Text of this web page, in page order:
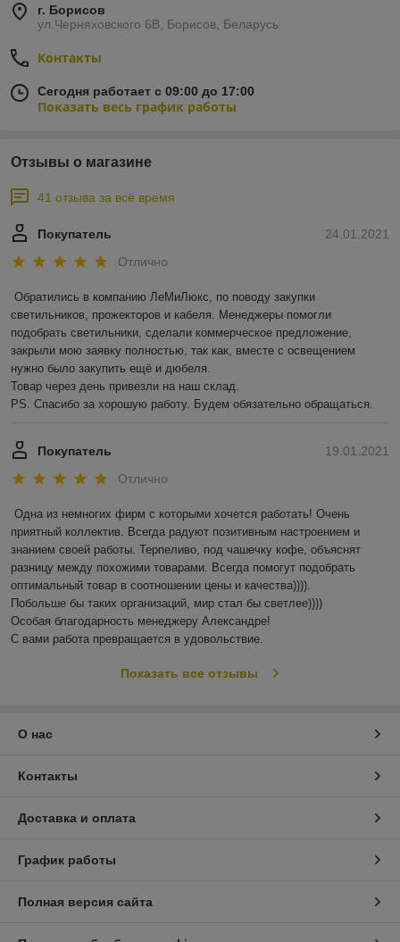
г. Борисов
ул.Черняховского 6В, Борисов, Беларусь
Контакты
Сегодня работает с 09:00 до 17:00
Показать весь график работы
Отзывы о магазине
41 отзыва за всё время
24.01.2021
Покупатель
Отлично
Обратились в компанию ЛеМиЛюкс, по поводу закупки
светильников, прожекторов и кабеля. Менеджеры помогли
подобрать светильники, сделали коммерческое предложение,
закрыли мою заявку полностью, так как, вместе с освещением
нужно было закупить ещё и дюбеля.
Товар через день привезли на наш склад.
PS. Спасибо за хорошую работу. Будем обязательно обращаться.
19.01.2021
Покупатель
Отлично
Одна из немногих фирм с которыми хочется работать! Очень
приятный коллектив. Всегда радуют позитивным настроением и
знанием своей работы. Терпеливо, под чашечку кофе, объяснят
разницу между похожими товарами. Всегда помогут подобрать
оптимальный товар в соотношении цены и качества)))).
Побольше бы таких организаций, мир стал бы светлее))))
Особая благодарность менеджеру Александре!
С вами работа превращается в удовольствие.
Показать все отзывы
О нас
Контакты
Доставка и оплата
График работы
Полная версия сайта